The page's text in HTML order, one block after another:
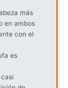
más
en ambos
con el
es